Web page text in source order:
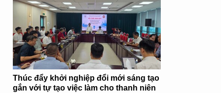
Thúc đẩy khởi nghiệp đổi mới sáng tạo
gắn với tự tạo việc làm cho thanh niên